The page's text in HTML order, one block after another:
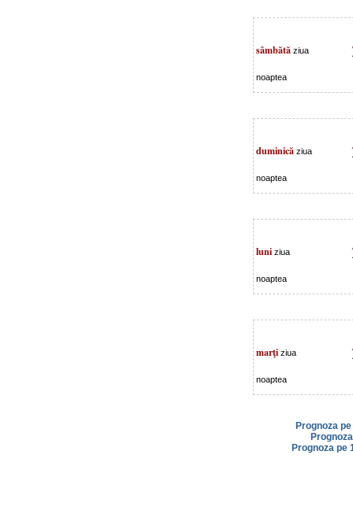
sâmbătă ziua
noaptea
duminică ziua
noaptea
luni ziua
noaptea
marţi ziua
noaptea
Prognoza
Prognoza pe